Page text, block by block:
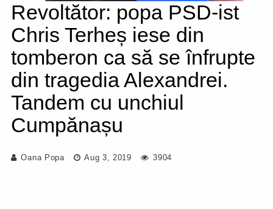
Revoltător: popa PSD-ist
Chris Terheș iese din
tomberon ca să se înfrupte
din tragedia Alexandrei.
Tandem cu unchiul
Cumpănașu
Oana Popa Aug 3, 2019 3904